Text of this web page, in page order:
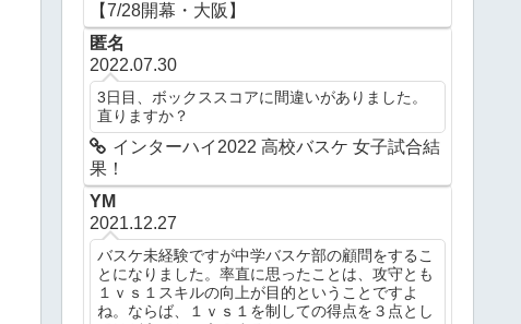
【7/28開幕・大阪】
匿名
2022.07.30
3日目、ボックススコアに間違いがありました。
直りますか？
インターハイ2022 高校バスケ 女子試合結
果！
YM
2021.12.27
バスケ未経験ですが中学バスケ部の顧問をするこ
とになりました。率直に思ったことは、攻守とも
１ｖｓ１スキルの向上が目的ということですよ
ね。ならば、１ｖｓ１を制しての得点を３点とし